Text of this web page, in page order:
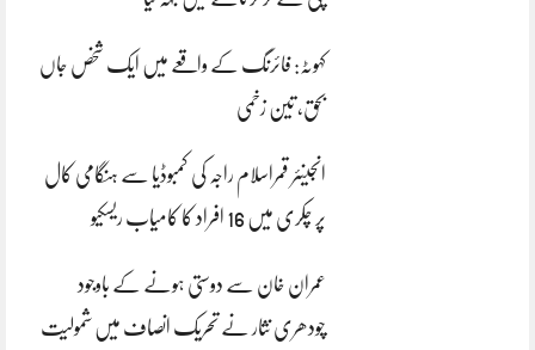
کہوٹہ: فائرنگ کے واقعے میں ایک شخص جاں
بحق، تین زخمی
انجینئر قمراسلام راجہ کی کمبوڈیا سے ہنگامی کال
پر چکری میں 16 افراد کا کامیاب ریسکیو
عمران خان سے دوستی ہونے کے باوجود
چودھری نثار نے تحریک انصاف میں شمولیت